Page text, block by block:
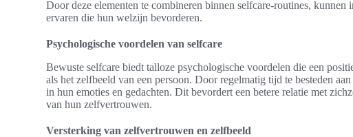
Door deze elementen te combineren binnen selfcare-routines,
ervaren die hun welzijn bevorderen.
Psychologische voordelen van selfcare
Bewuste selfcare biedt talloze psychologische voordelen die een
als het zelfbeeld van een persoon. Door regelmatig tijd te besteden
in hun emoties en gedachten. Dit bevordert een betere relatie met
van hun zelfvertrouwen.
Versterking van zelfvertrouwen en zelfbeeld